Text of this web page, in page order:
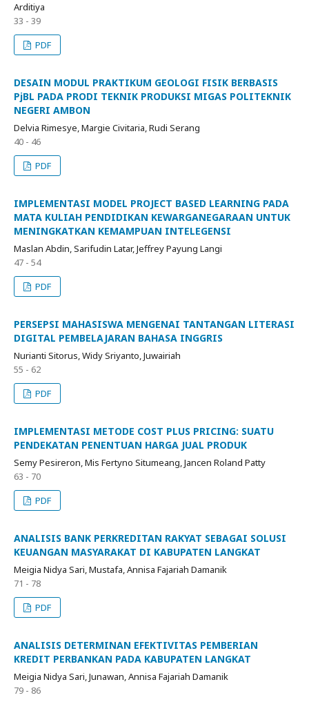
Arditiya
33 - 39
PDF
DESAIN MODUL PRAKTIKUM GEOLOGI FISIK BERBASIS
PjBL PADA PRODI TEKNIK PRODUKSI MIGAS POLITEKNIK
NEGERI AMBON
Delvia Rimesye, Margie Civitaria, Rudi Serang
40 - 46
PDF
IMPLEMENTASI MODEL PROJECT BASED LEARNING PADA
MATA KULIAH PENDIDIKAN KEWARGANEGARAAN UNTUK
MENINGKATKAN KEMAMPUAN INTELEGENSI
Maslan Abdin, Sarifudin Latar, Jeffrey Payung Langi
47 - 54
PDF
PERSEPSI MAHASISWA MENGENAI TANTANGAN LITERASI
DIGITAL PEMBELAJARAN BAHASA INGGRIS
Nurianti Sitorus, Widy Sriyanto, Juwairiah
55 - 62
PDF
IMPLEMENTASI METODE COST PLUS PRICING: SUATU
PENDEKATAN PENENTUAN HARGA JUAL PRODUK
Semy Pesireron, Mis Fertyno Situmeang, Jancen Roland Patty
63 - 70
PDF
ANALISIS BANK PERKREDITAN RAKYAT SEBAGAI SOLUSI
KEUANGAN MASYARAKAT DI KABUPATEN LANGKAT
Meigia Nidya Sari, Mustafa, Annisa Fajariah Damanik
71 - 78
PDF
ANALISIS DETERMINAN EFEKTIVITAS PEMBERIAN
KREDIT PERBANKAN PADA KABUPATEN LANGKAT
Meigia Nidya Sari, Junawan, Annisa Fajariah Damanik
79 - 86